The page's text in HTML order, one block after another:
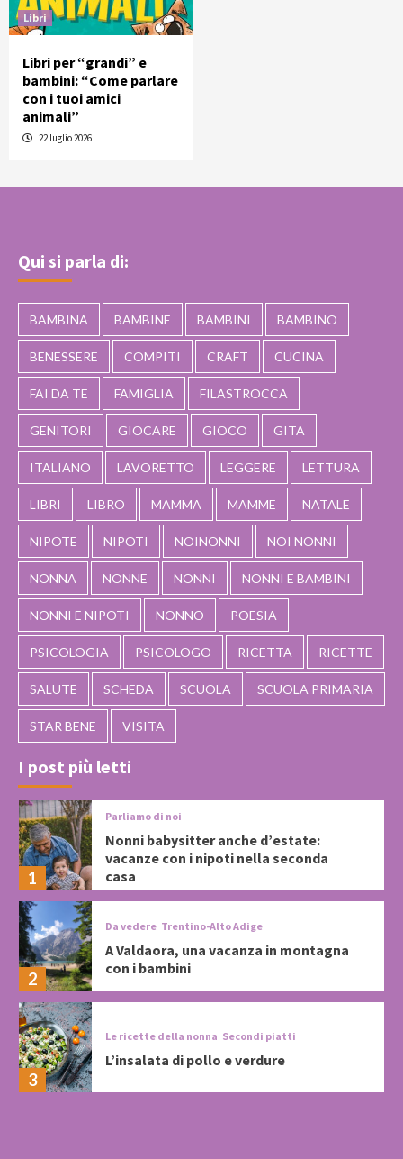
Libri
Libri per “grandi” e
bambini: “Come parlare
con i tuoi amici
animali”
22 luglio 2026
Qui si parla di:
BAMBINA BAMBINE BAMBINI BAMBINO
BENESSERE COMPITI CRAFT CUCINA
FAI DA TE FAMIGLIA FILASTROCCA
GENITORI GIOCARE GIOCO GITA
ITALIANO LAVORETTO LEGGERE LETTURA
LIBRI LIBRO MAMMA MAMME NATALE
NIPOTE NIPOTI NOINONNI NOI NONNI
NONNA NONNE NONNI NONNI E BAMBINI
NONNI E NIPOTI NONNO POESIA
PSICOLOGIA PSICOLOGO RICETTA RICETTE
SALUTE SCHEDA SCUOLA SCUOLA PRIMARIA
STAR BENE VISITA
I post più letti
1
Parliamo di noi
Nonni babysitter anche d’estate:
vacanze con i nipoti nella seconda
casa
2
Da vedere Trentino-Alto Adige
A Valdaora, una vacanza in montagna
con i bambini
3
Le ricette della nonna Secondi piatti
L’insalata di pollo e verdure